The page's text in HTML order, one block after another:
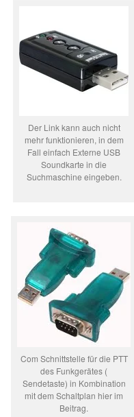
Der Link kann auch nicht
mehr funktionieren, in dem
Fall einfach Externe USB
Soundkarte in die
Suchmaschine eingeben.
Com Schnittstelle für die PTT
des Funkgerätes (
Sendetaste) in Kombination
mit dem Schaltplan hier im
Beitrag.